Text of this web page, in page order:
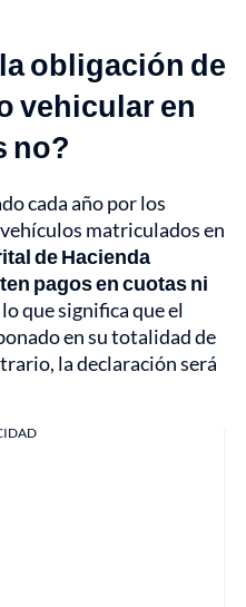
obligación de
vehicular en
no?
cada año por los
matriculados en
de Hacienda
pagos en cuotas ni
lo que significa que el
en su totalidad de
la declaración será